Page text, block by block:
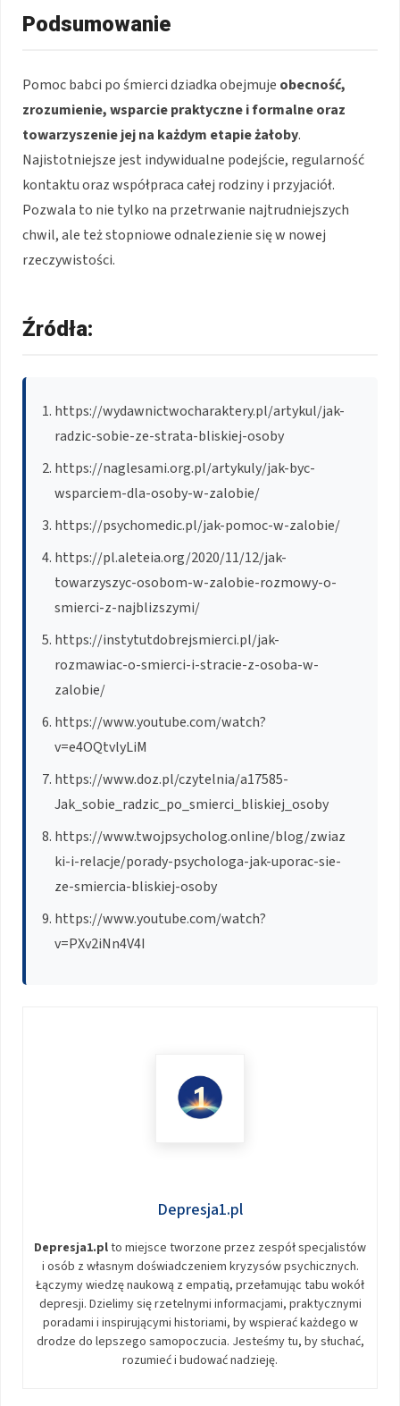
Podsumowanie
Pomoc babci po śmierci dziadka obejmuje obecność,
zrozumienie, wsparcie praktyczne i formalne oraz
towarzyszenie jej na każdym etapie żałoby.
Najistotniejsze jest indywidualne podejście, regularność
kontaktu oraz współpraca całej rodziny i przyjaciół.
Pozwala to nie tylko na przetrwanie najtrudniejszych
chwil, ale też stopniowe odnalezienie się w nowej
rzeczywistości.
Źródła:
https://wydawnictwocharaktery.pl/artykul/jak-
radzic-sobie-ze-strata-bliskiej-osoby
https://naglesami.org.pl/artykuly/jak-byc-
wsparciem-dla-osoby-w-zalobie/
https://psychomedic.pl/jak-pomoc-w-zalobie/
https://pl.aleteia.org/2020/11/12/jak-
towarzyszyc-osobom-w-zalobie-rozmowy-o-
smierci-z-najblizszymi/
https://instytutdobrejsmierci.pl/jak-
rozmawiac-o-smierci-i-stracie-z-osoba-w-
zalobie/
https://www.youtube.com/watch?
v=e4OQtvlyLiM
https://www.doz.pl/czytelnia/a17585-
Jak_sobie_radzic_po_smierci_bliskiej_osoby
https://www.twojpsycholog.online/blog/zwiaz
ki-i-relacje/porady-psychologa-jak-uporac-sie-
ze-smiercia-bliskiej-osoby
https://www.youtube.com/watch?
v=PXv2iNn4V4I
Depresja1.pl
Depresja1.plto miejsce tworzone przez zespół specjalistów
i osób z własnym doświadczeniem kryzysów psychicznych.
Łączymy wiedzę naukową z empatią, przełamując tabu wokół
depresji. Dzielimy się rzetelnymi informacjami, praktycznymi
poradami i inspirującymi historiami, by wspierać każdego w
drodze do lepszego samopoczucia. Jesteśmy tu, by słuchać,
rozumieć i budować nadzieję.